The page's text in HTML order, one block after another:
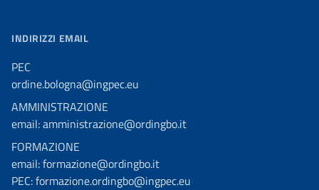
INDIRIZZI EMAIL
PEC
ordine.bologna@ingpec.eu
AMMINISTRAZIONE
email: amministrazione@ordingbo.it
FORMAZIONE
email: formazione@ordingbo.it
PEC: formazione.ordingbo@ingpec.eu